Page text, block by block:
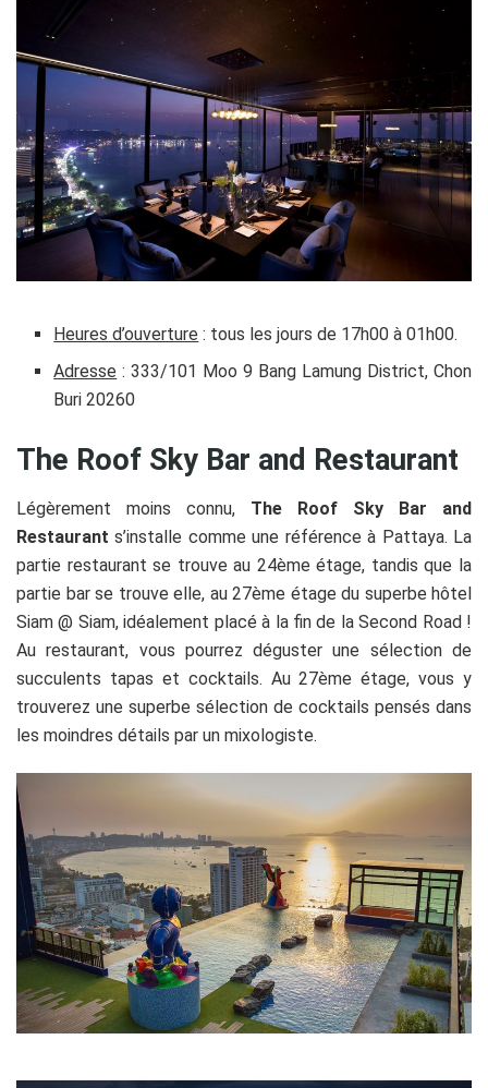
Heures d’ouverture : tous les jours de 17h00 à 01h00.
Adresse : 333/101 Moo 9 Bang Lamung District, Chon
Buri 20260
The Roof Sky Bar and Restaurant
Légèrement moins connu, The Roof Sky Bar and
Restaurants’installe comme une référence à Pattaya. La
partie restaurant se trouve au 24ème étage, tandis que la
partie bar se trouve elle, au 27ème étage du superbe hôtel
Siam @ Siam, idéalement placé à la fin de la Second Road !
Au restaurant, vous pourrez déguster une sélection de
succulents tapas et cocktails. Au 27ème étage, vous y
trouverez une superbe sélection de cocktails pensés dans
les moindres détails par un mixologiste.